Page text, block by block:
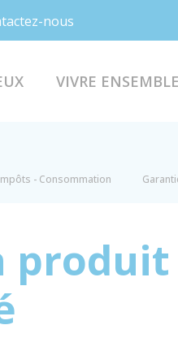
nous
VIVRE ENSEMBLE
- Consommation